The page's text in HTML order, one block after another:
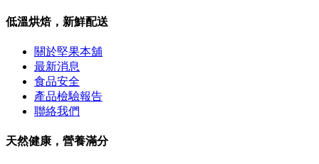
低溫烘焙，新鮮配送
關於堅果本舖
最新消息
食品安全
產品檢驗報告
聯絡我們
天然健康，營養滿分